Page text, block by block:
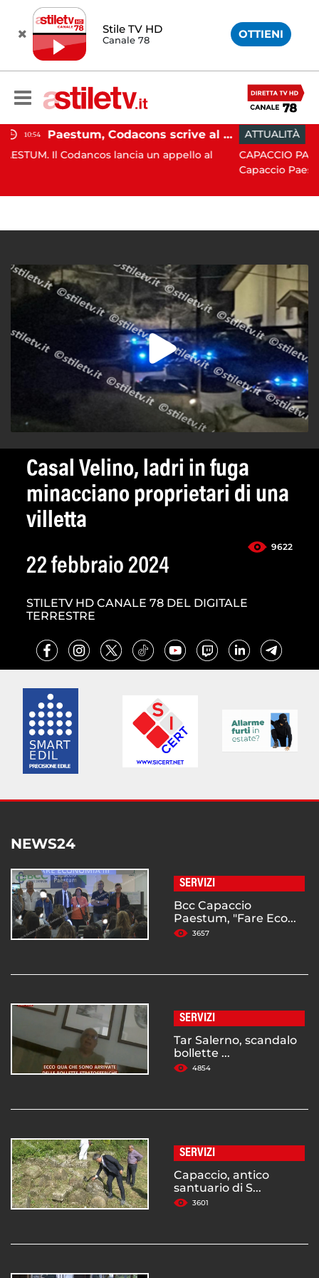
Stile TV HD
Canale 78 OTTIENI
Paestum, Codacons scrive al ministro Giuli: "Rilanciare scavi dell'Anfiteatro nell'area archeologica"
lancia un appello al
ATTUALITÀ 15:05
CAPACCIO PAESTUM. Incisiva
Casal Velino, ladri in fuga
minacciano proprietari di una
villetta
9622
22 febbraio 2024
STILETV HD CANALE 78 DEL DIGITALE
TERRESTRE
NEWS24
SERVIZI
Bcc Capaccio
Paestum, "Fare Eco...
3657
SERVIZI
Tar Salerno, scandalo
bollette ...
4854
SERVIZI
Capaccio, antico
santuario di S...
3601